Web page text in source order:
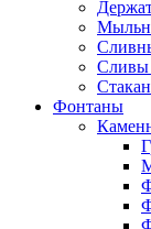
Сливы
Фонтаны